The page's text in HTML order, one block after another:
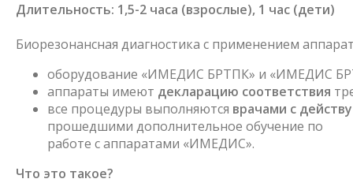
Длительность: 1,5-2 часа (взрослые), 1 час (дети)
Биорезонансная диагностика с применением
оборудование «ИМЕДИС БРТПК» и «ИМЕДИС
аппараты имеют декларацию соответствия
все процедуры выполняются врачами с
прошедшими дополнительное обучение по
работе с аппаратами «ИМЕДИС».
Что это такое?